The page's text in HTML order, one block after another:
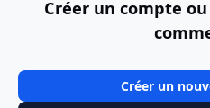
Créer un compte
Créer un